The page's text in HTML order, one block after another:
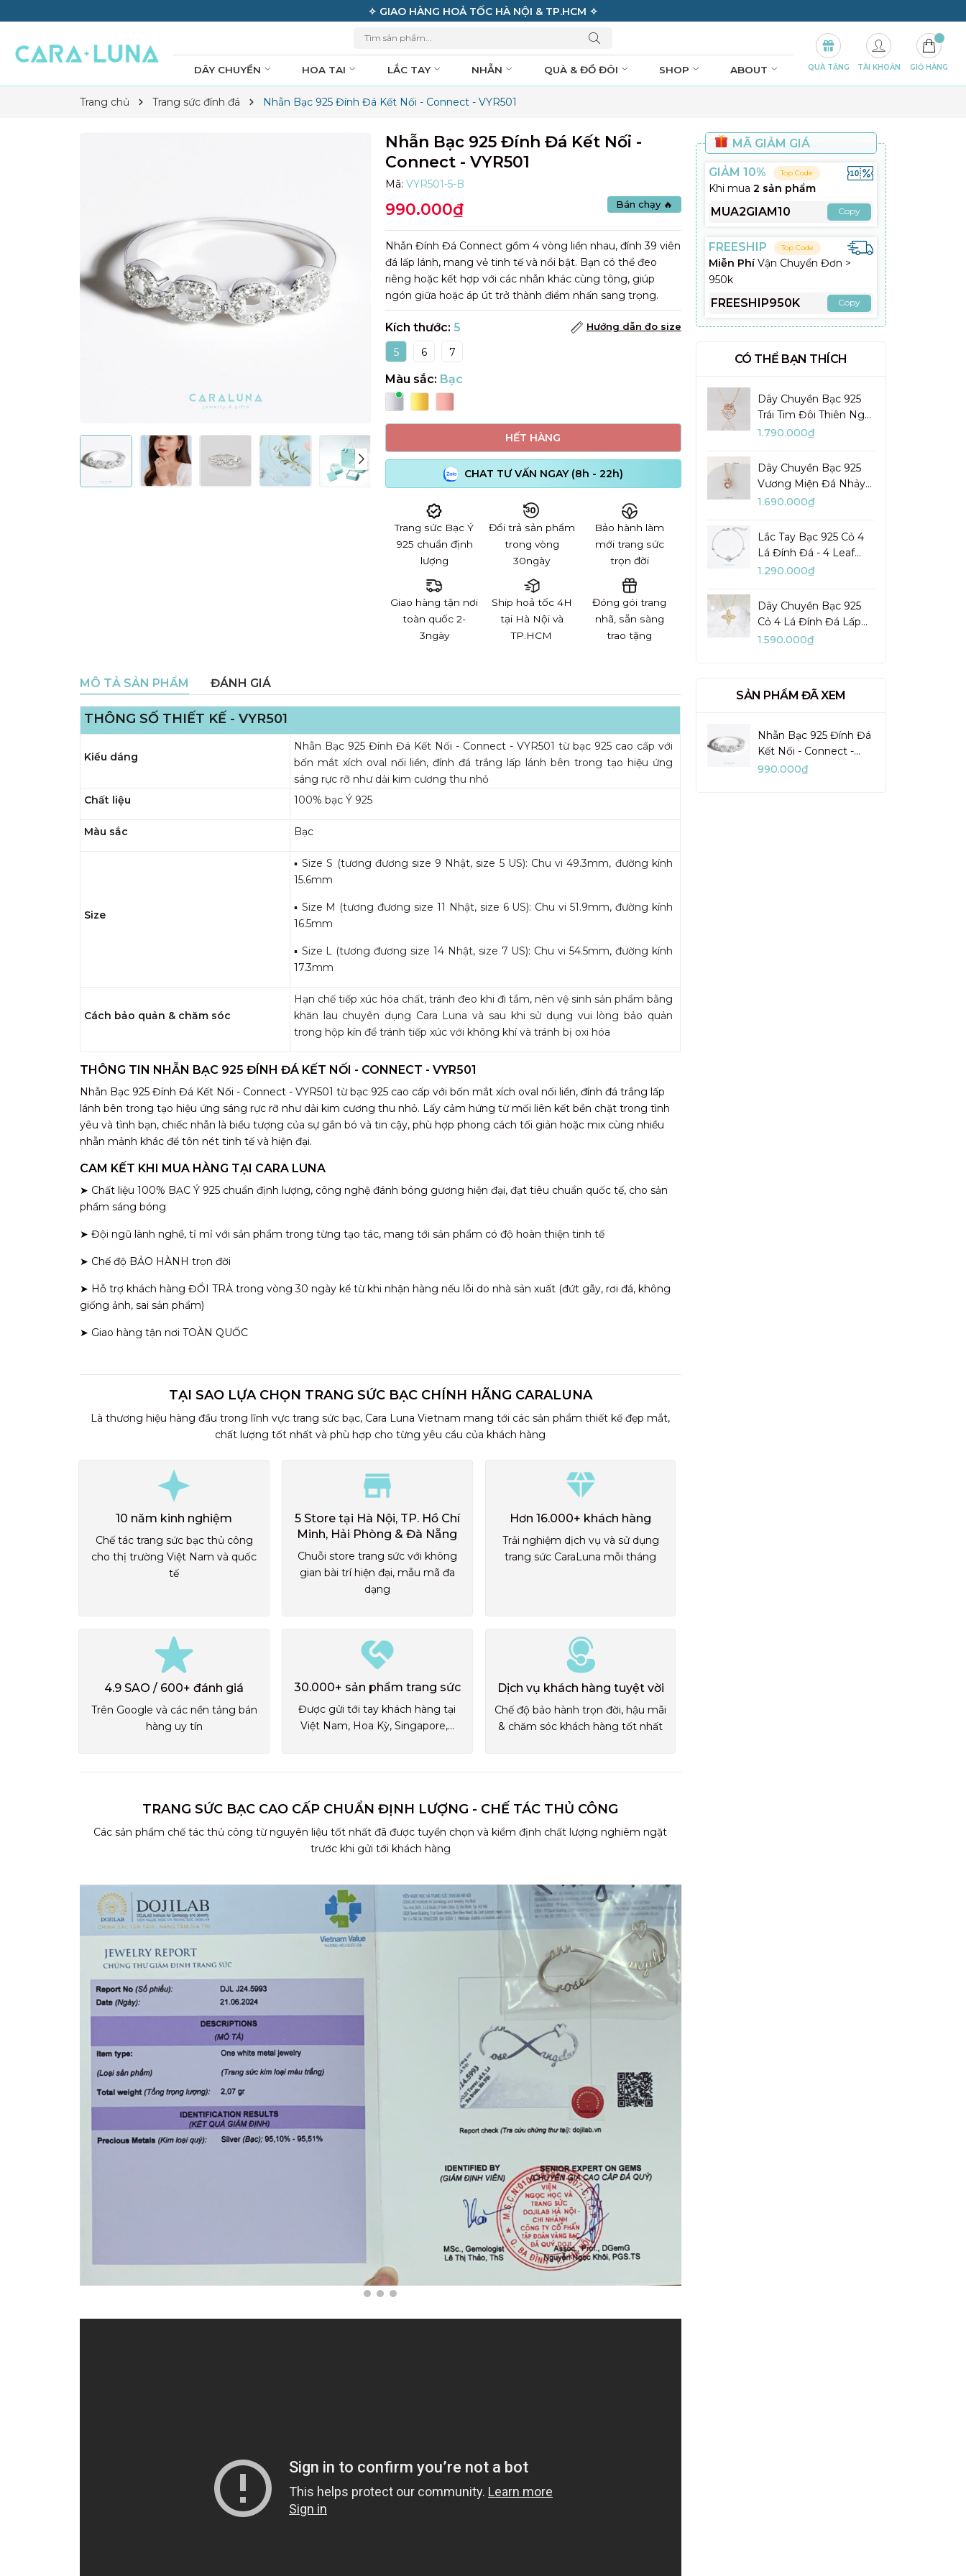
✧ GIAO HÀNG HOẢ TỐC HÀ NỘI & TP.HCM ✧
DÂY CHUYỀN HOA TAI LẮC TAY NHẪN QUÀ & ĐỒ ĐÔI SHOP ABOUT QUÀ TẶNG TÀI KHOẢN GIỎ HÀNG
Trang chủ Trang sức đính đá Nhẫn Bạc 925 Đính Đá Kết Nối - Connect - VYR501
Nhẫn Bạc 925 Đính Đá Kết Nối -
Connect - VYR501
Mã:VYR501-5-B
Bán chạy 🔥
990.000₫
Nhẫn Đính Đá Connect gồm 4 vòng liền nhau, đính 39 viên
đá lấp lánh, mang vẻ tinh tế và nổi bật. Bạn có thể đeo
riêng hoặc kết hợp với các nhẫn khác cùng tông, giúp
ngón giữa hoặc áp út trở thành điểm nhấn sang trọng.
Kích thước:5 Hướng dẫn đo size
5 6 7
Màu sắc: Bạc
HẾT HÀNG
CHAT TƯ VẤN NGAY (8h - 22h)
Trang sức Bạc Ý
925 chuẩn định
lượng
Đổi trả sản phẩm
trong vòng
30ngày
Bảo hành làm
mới trang sức
trọn đời
Giao hàng tận nơi
toàn quốc 2-
3ngày
Ship hoả tốc 4H
tại Hà Nội và
TP.HCM
Đóng gói trang
nhã, sẵn sàng
trao tặng
MÔ TẢ SẢN PHẨM ĐÁNH GIÁ
THÔNG SỐ THIẾT KẾ - VYR501
Kiểu dáng
Nhẫn Bạc 925 Đính Đá Kết Nối - Connect - VYR501 từ bạc 925 cao cấp với
bốn mắt xích oval nối liền, đính đá trắng lấp lánh bên trong tạo hiệu ứng
sáng rực rỡ như dải kim cương thu nhỏ
Chất liệu
100% bạc Ý 925
Màu sắc Bạc
Size
▪️ Size S (tương đương size 9 Nhật, size 5 US): Chu vi 49.3mm, đường kính
15.6mm
▪️ Size M (tương đương size 11 Nhật, size 6 US): Chu vi 51.9mm, đường kính
16.5mm
▪️ Size L (tương đương size 14 Nhật, size 7 US): Chu vi 54.5mm, đường kính
17.3mm
Cách bảo quản & chăm sóc
Hạn chế tiếp xúc hóa chất, tránh đeo khi đi tắm, nên vệ sinh sản phẩm bằng
khăn lau chuyên dụng Cara Luna và sau khi sử dụng vui lòng bảo quản
trong hộp kín để tránh tiếp xúc với không khí và tránh bị oxi hóa
THÔNG TIN NHẪN BẠC 925 ĐÍNH ĐÁ KẾT NỐI - CONNECT - VYR501
Nhẫn Bạc 925 Đính Đá Kết Nối - Connect - VYR501 từ bạc 925 cao cấp với bốn mắt xích oval nối liền, đính đá trắng lấp
lánh bên trong tạo hiệu ứng sáng rực rỡ như dải kim cương thu nhỏ. Lấy cảm hứng từ mối liên kết bền chặt trong tình
yêu và tình bạn, chiếc nhẫn là biểu tượng của sự gắn bó và tin cậy, phù hợp phong cách tối giản hoặc mix cùng nhiều
nhẫn mảnh khác để tôn nét tinh tế và hiện đại.
CAM KẾT KHI MUA HÀNG TẠI CARA LUNA
➤ Chất liệu 100% BẠC Ý 925 chuẩn định lượng, công nghệ đánh bóng gương hiện đại, đạt tiêu chuẩn quốc tế, cho sản
phẩm sáng bóng
➤ Đội ngũ lành nghề, tỉ mỉ với sản phẩm trong từng tạo tác, mang tới sản phẩm có độ hoàn thiện tinh tế
➤ Chế độ BẢO HÀNH trọn đời
➤ Hỗ trợ khách hàng ĐỔI TRẢ trong vòng 30 ngày kể từ khi nhận hàng nếu lỗi do nhà sản xuất (đứt gãy, rơi đá, không
giống ảnh, sai sản phẩm)
➤ Giao hàng tận nơi TOÀN QUỐC
TẠI SAO LỰA CHỌN TRANG SỨC BẠC CHÍNH HÃNG CARALUNA
Là thương hiệu hàng đầu trong lĩnh vực trang sức bạc, Cara Luna Vietnam mang tới các sản phẩm thiết kế đẹp mắt,
chất lượng tốt nhất và phù hợp cho từng yêu cầu của khách hàng
10 năm kinh nghiệm
Chế tác trang sức bạc thủ công
cho thị trường Việt Nam và quốc
tế
5 Store tại Hà Nội, TP. Hồ Chí
Minh, Hải Phòng & Đà Nẵng
Chuỗi store trang sức với không
gian bài trí hiện đại, mẫu mã đa
dạng
Hơn 16.000+ khách hàng
Trải nghiệm dịch vụ và sử dụng
trang sức CaraLuna mỗi tháng
4.9 SAO / 600+ đánh giá
Trên Google và các nền tảng bán
hàng uy tín
30.000+ sản phẩm trang sức
Được gửi tới tay khách hàng tại
Việt Nam, Hoa Kỳ, Singapore,...
Dịch vụ khách hàng tuyệt vời
Chế độ bảo hành trọn đời, hậu mãi
& chăm sóc khách hàng tốt nhất
TRANG SỨC BẠC CAO CẤP CHUẨN ĐỊNH LƯỢNG - CHẾ TÁC THỦ CÔNG
Các sản phẩm chế tác thủ công từ nguyên liệu tốt nhất đã được tuyển chọn và kiểm định chất lượng nghiêm ngặt
trước khi gửi tới khách hàng
MÃ GIẢM GIÁ
GIẢM 10% Top Code
Khi mua 2 sản phẩm
MUA2GIAM10 Copy
FREESHIP Top Code
Miễn PhíVận Chuyển Đơn >
950k
FREESHIP950K Copy
CÓ THỂ BẠN THÍCH
Dây Chuyền Bạc 925
Trái Tim Đôi Thiên Nga
Đá Nhảy Pretty Swan -
1.790.000₫
Dây Chuyền Bạc 925
Vương Miện Đá Nhảy
My Queen - VYN13
1.690.000₫
Lắc Tay Bạc 925 Cỏ 4
Lá Đính Đá - 4 Leaf
Clover - VYB27
1.290.000₫
Dây Chuyền Bạc 925
Cỏ 4 Lá Đính Đá Lấp
Lánh Lady Clover -
1.590.000₫
SẢN PHẨM ĐÃ XEM
Nhẫn Bạc 925 Đính Đá
Kết Nối - Connect -
VYR501
990.000₫